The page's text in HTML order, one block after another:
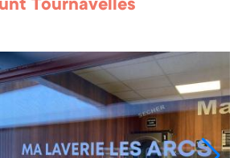
Tournavelles